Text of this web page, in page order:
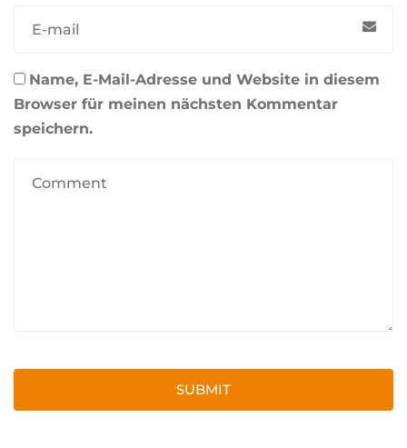
Name, E-Mail-Adresse und Website in diesem
Browser für meinen nächsten Kommentar
speichern.
SUBMIT